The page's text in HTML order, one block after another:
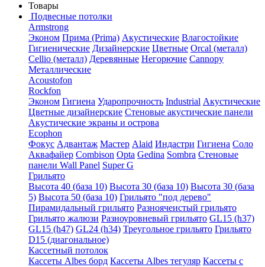
Товары
Подвесные потолки
Armstrong
Эконом Прима (Prima) Акустические Влагостойкие
Гигиенические Дизайнерские Цветные Orcal (металл)
Cellio (металл) Деревянные Негорючие Cannopy
Металлические
Acoustofon
Rockfon
Эконом Гигиена Ударопрочность Industrial Акустические
Цветные дизайнерские Стеновые акустические панели
Акустические экраны и острова
Ecophon
Фокус Адвантаж Мастер Alaid Индастри Гигиена Соло
Аквафайер Combison Opta Gedina Sombra Стеновые
панели Wall Panel Super G
Грильято
Высота 40 (база 10) Высота 30 (база 10) Высота 30 (база
5) Высота 50 (база 10) Грильято "под дерево"
Пирамидальный грильято Разноячеистый грильято
Грильято жалюзи Разноуровневый грильято GL15 (h37)
GL15 (h47) GL24 (h34) Треугольное грильято Грильято
D15 (диагональное)
Кассетный потолок
Кассеты Albes борд Кассеты Albes тегуляр Кассеты с